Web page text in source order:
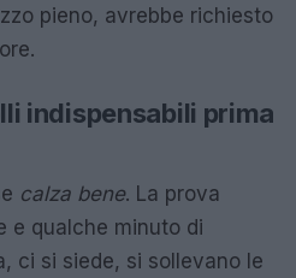
pieno, avrebbe richiesto
indispensabili prima
calza bene. La prova
e qualche minuto di
ci si siede, si sollevano le